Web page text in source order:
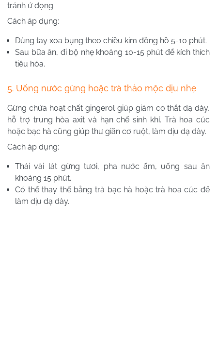
tránh ứ đọng.
Cách áp dụng:
Dùng tay xoa bụng theo chiều kim đồng hồ 5-10 phút.
Sau bữa ăn, đi bộ nhẹ khoảng 10-15 phút để kích thích
tiêu hóa.
5. Uống nước gừng hoặc trà thảo mộc dịu nhẹ
Gừng chứa hoạt chất gingerol giúp giảm co thắt dạ dày,
hỗ trợ trung hòa axit và hạn chế sinh khí. Trà hoa cúc
hoặc bạc hà cũng giúp thư giãn cơ ruột, làm dịu dạ dày.
Cách áp dụng:
Thái vài lát gừng tươi, pha nước ấm, uống sau ăn
khoảng 15 phút.
Có thể thay thế bằng trà bạc hà hoặc trà hoa cúc để
làm dịu dạ dày.